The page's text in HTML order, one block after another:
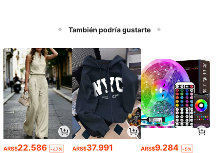
También podría gustarte
ARS$22.586 -47% ARS$37.991 ARS$9.284 -5%